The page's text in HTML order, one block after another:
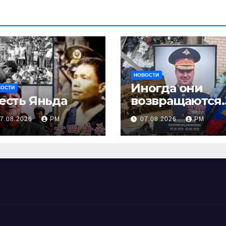
Яньда
РМ
НОВОСТИ
Иногда они
Или не
возвращаются
07.08.2026 РМ